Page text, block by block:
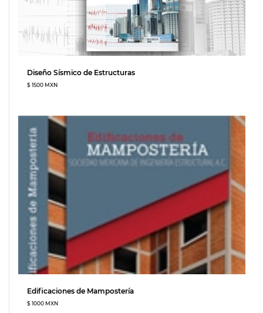
Diseño Sísmico de Estructuras
$ 1500 MXN
Edificaciones de Mampostería
$ 1000 MXN